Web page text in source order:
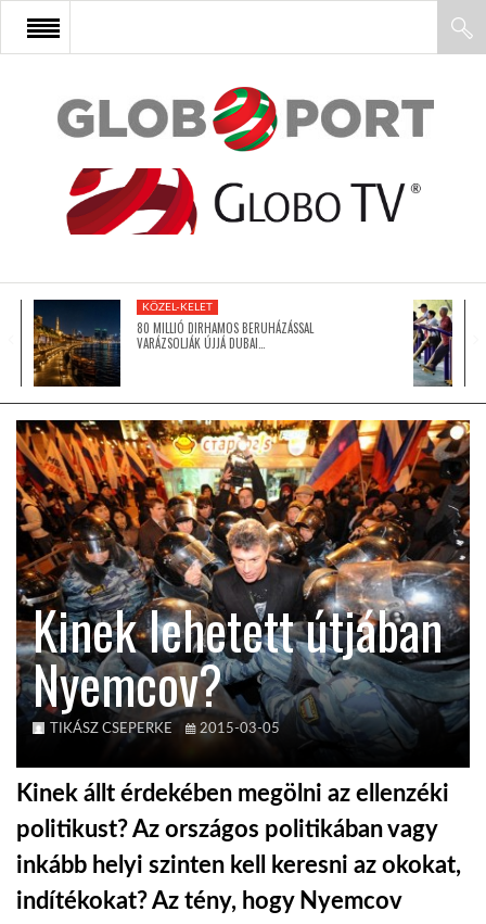
FŐOLDAL
AFRIKA
ÁZSIA
LATIN-AMERIKA
KÖZEL-KELET
AUSZTRÁLIA
A VILÁG ITTHON
KÖZEL-KELET
80 MILLIÓ DIRHAMOS BERUHÁZÁSSAL
VARÁZSOLJÁK ÚJJÁ DUBAI…
Kinek lehetett útjában
Nyemcov?
TIKÁSZ CSEPERKE 2015-03-05
Kinek állt érdekében megölni az ellenzéki
politikust? Az országos politikában vagy
inkább helyi szinten kell keresni az okokat,
indítékokat? Az tény, hogy Nyemcov